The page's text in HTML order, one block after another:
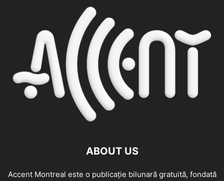
ABOUT US
Accent Montreal este o publicație bilunară gratuită, fondată